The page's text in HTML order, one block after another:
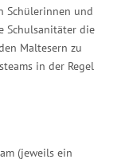
Schülerinnen und
Schulsanitäter die
Maltesern zu
in der Regel
(jeweils ein